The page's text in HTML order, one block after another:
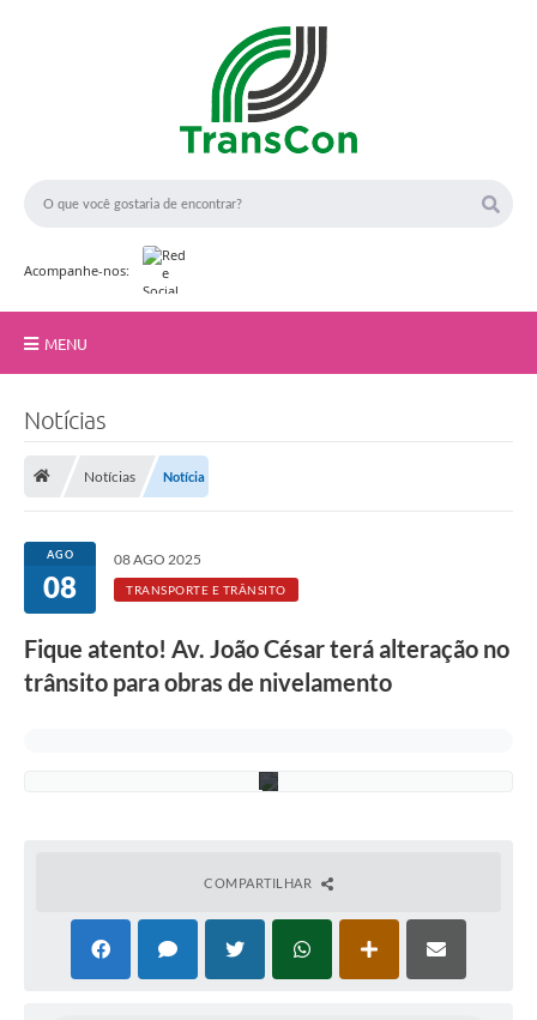
Acompanhe-nos:
MENU
Rotativo
Atendimento
Notícias
Transparência
Notícias
Notícias Notícia
AGO
08
08 AGO 2025
TRANSPORTE E TRÂNSITO
Fique atento! Av. João César terá alteração no
trânsito para obras de nivelamento
F
o
m
s
COMPARTILHAR